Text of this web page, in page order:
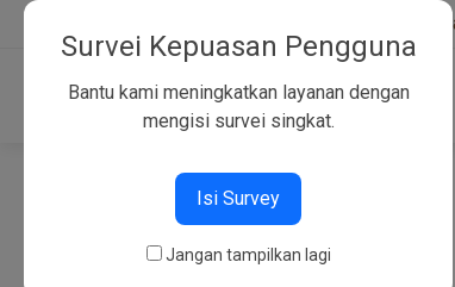
404
Survei Kepuasan Pengguna
Bantu kami meningkatkan layanan dengan
mengisi survei singkat.
Isi Survey
Jangan tampilkan lagi